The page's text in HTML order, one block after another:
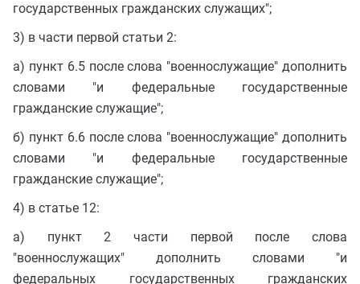
государственных гражданских служащих";
3) в части первой статьи 2:
а) пункт 6.5 после слова "военнослужащие" дополнить
словами "и федеральные государственные
гражданские служащие";
б) пункт 6.6 после слова "военнослужащие" дополнить
словами "и федеральные государственные
гражданские служащие";
4) в статье 12:
а) пункт 2 части первой после слова
"военнослужащих" дополнить словами "и
федеральных государственных гражданских